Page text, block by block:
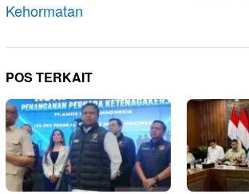
Kehormatan
POS TERKAIT